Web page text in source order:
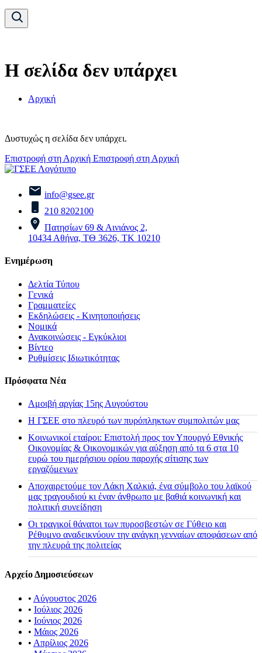
Η σελίδα δεν υπάρχει
Αρχική
Δυστυχώς η σελίδα δεν υπάρχει.
Επιστροφή στη Αρχική Επιστροφή στη Αρχική
info@gsee.gr
210 8202100
Πατησίων 69 & Αινιάνος 2,
10434 Αθήνα, ΤΘ 3626, ΤΚ 10210
Ενημέρωση
Δελτία Τύπου
Γενικά
Γραμματείες
Εκδηλώσεις - Κινητοποιήσεις
Νομικά
Ανακοινώσεις - Εγκύκλιοι
Βίντεο
Ρυθμίσεις Ιδιωτικότητας
Πρόσφατα Νέα
Αμοιβή αργίας 15ης Αυγούστου
H ΓΣΕΕ στο πλευρό των πυρόπληκτων συμπολιτών μας
Κοινωνικοί εταίροι: Επιστολή προς τον Υπουργό Εθνικής
Οικονομίας & Οικονομικών για αύξηση από τα 6 στα 10
ευρώ του ημερήσιου ορίου παροχής σίτισης των
εργαζόμενων
Αποχαιρετούμε τον Λάκη Χαλκιά, ένα σύμβολο του λαϊκού
μας τραγουδιού κι έναν άνθρωπο με βαθιά κοινωνική και
πολιτική συνείδηση
Οι τραγικοί θάνατοι των πυροσβεστών σε Γύθειο και
Ρέθυμνο αναδεικνύουν την ανάγκη γενναίων αποφάσεων από
την πλευρά της πολιτείας
Αρχείο Δημοσιεύσεων
• Αύγουστος 2026
• Ιούλιος 2026
• Ιούνιος 2026
• Μάιος 2026
• Απρίλιος 2026